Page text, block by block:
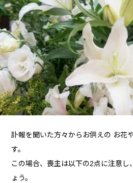
訃報を聞いた方々からお供えの お花
す。
この場合、喪主は以下の2点に注意し
ょう。